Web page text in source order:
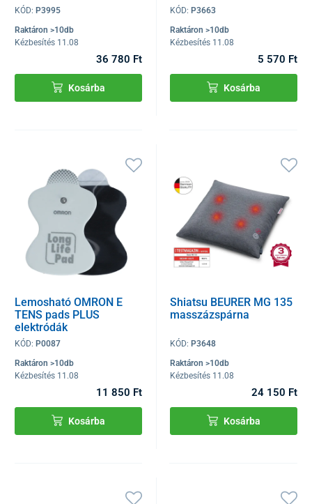
KÓD: P3995
Raktáron >10db
Kézbesítés 11.08
36 780 Ft
Kosárba
KÓD: P3663
Raktáron >10db
Kézbesítés 11.08
5 570 Ft
Kosárba
Lemosható OMRON E
TENS pads PLUS
elektródák
KÓD: P0087
Raktáron >10db
Kézbesítés 11.08
11 850 Ft
Kosárba
Shiatsu BEURER MG 135
masszázspárna
KÓD: P3648
Raktáron >10db
Kézbesítés 11.08
24 150 Ft
Kosárba